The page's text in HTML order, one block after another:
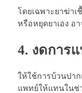
โดยเฉพาะยาฆ่าเ
หรือหยุดยาเอง อ
4. งดการ
ให้ใช้การบ้วนปาก
แพทย์ให้แทนในช่